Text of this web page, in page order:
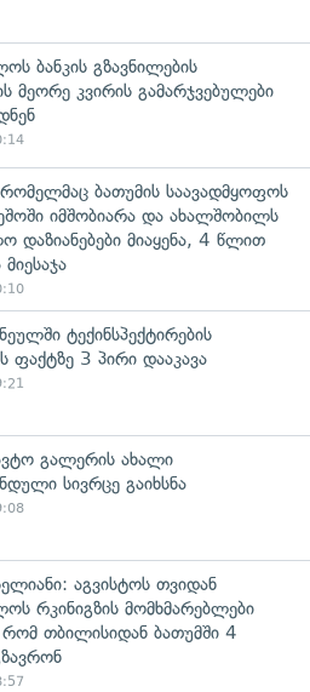
ბანკის გზავნილების
მეორე კვირის გამარჯვებულები
ბათუმის საავადმყოფოს
იმშობიარა და ახალშობილს
დაზიანებები მიაყენა, 4 წლით
ტექინსპექტირების
ფაქტზე 3 პირი დააკავა
გალერის ახალი
სივრცე გაიხსნა
აგვისტოს თვიდან
რკინიგზის მომხმარებლები
თბილისიდან ბათუმში 4